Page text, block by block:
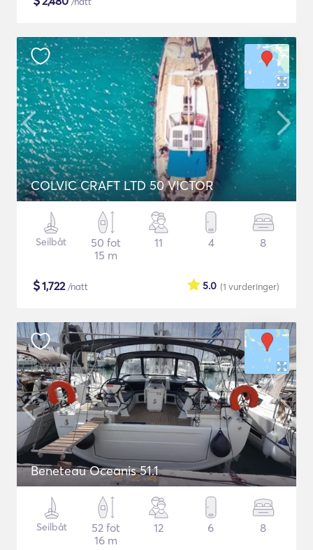
COLVIC CRAFT LTD 50 VICTOR
Seilbåt
50 fot
15 m
11 4 8
$1,722/natt (1 vurderinger)
5.0
Beneteau Oceanis 51.1
Seilbåt
52 fot
16 m
12 6 8